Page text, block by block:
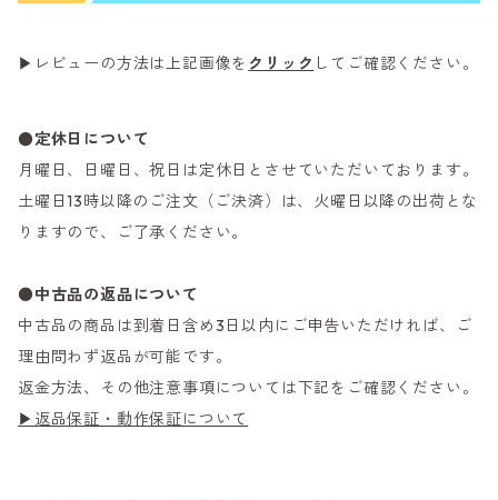
▶レビューの方法は上記画像を クリック してご確認ください。
●定休日について
月曜日、日曜日、祝日は定休日とさせていただいております。
土曜日13時以降のご注文（ご決済）は、火曜日以降の出荷とな
りますので、ご了承ください。
●中古品の返品について
中古品の商品は到着日含め3日以内にご申告いただければ、ご
理由問わず返品が可能です。
返金方法、その他注意事項については下記をご確認ください。
▶返品保証・動作保証について